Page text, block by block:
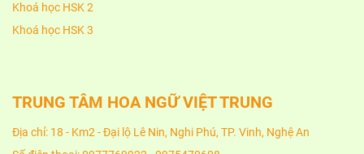
Khoá học HSK 2
Khoá học HSK 3
TRUNG TÂM HOA NGỮ VIỆT TRUNG
Địa chỉ: 18 - Km2 - Đại lộ Lê Nin, Nghi Phú, TP. Vinh, Nghệ An